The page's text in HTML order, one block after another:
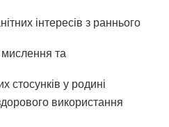
інтересів з раннього
мислення та
стосунків у родині
використання